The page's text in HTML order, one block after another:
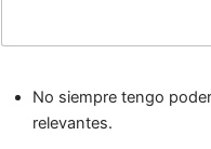
No siempre tengo
relevantes.